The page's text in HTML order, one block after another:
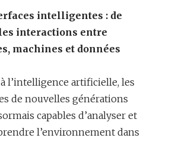
intelligentes : de
interactions entre
machines et données
l’intelligence artificielle, les
de nouvelles générations
capables d’analyser et
l’environnement dans